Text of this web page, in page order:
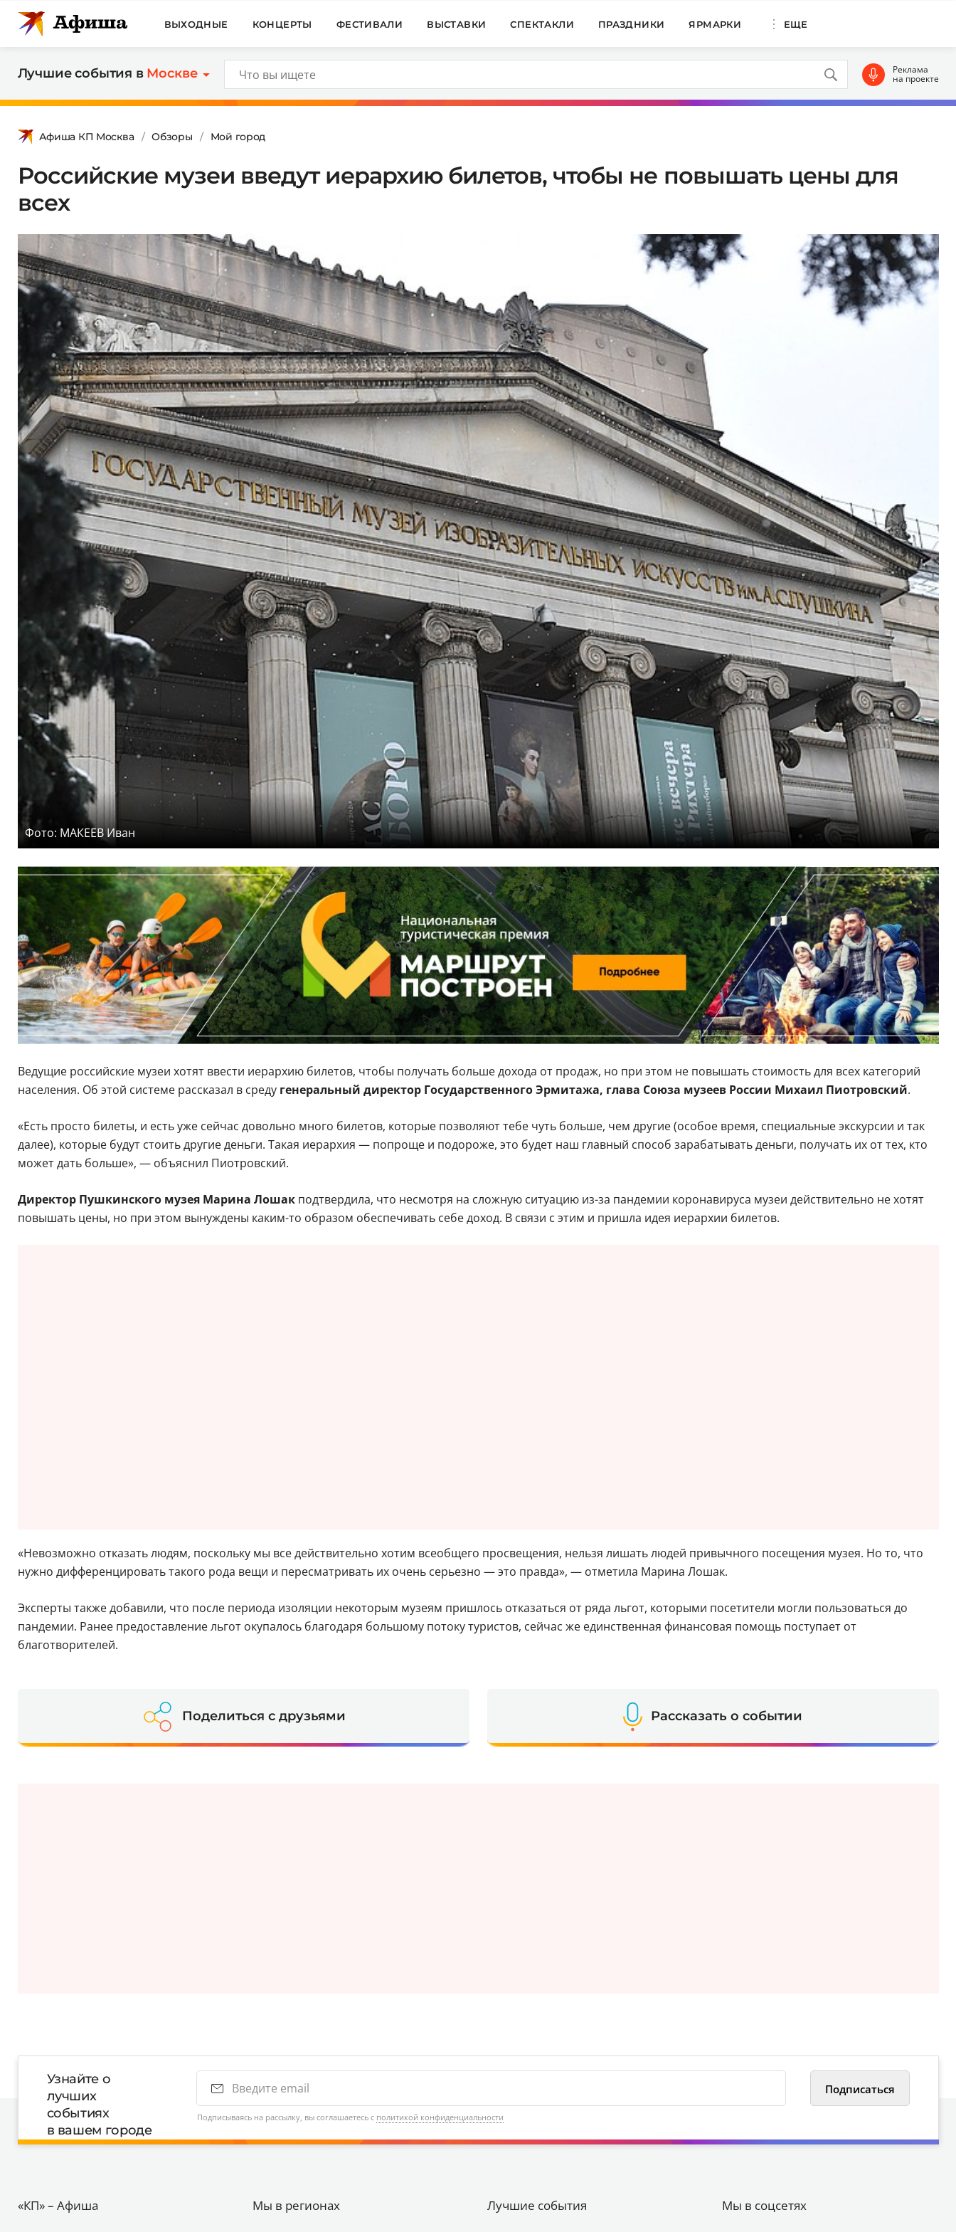
ВЫХОДНЫЕ КОНЦЕРТЫ ФЕСТИВАЛИ ВЫСТАВКИ СПЕКТАКЛИ ПРАЗДНИКИ ЯРМАРКИ ЕЩЕ
Лучшие события в Москве Реклама
на проекте
Афиша КП Москва Обзоры Мой город
Российские музеи введут иерархию билетов, чтобы не повышать цены для
всех
Фото: МАКЕЕВ Иван
Ведущие российские музеи хотят ввести иерархию билетов, чтобы получать больше дохода от продаж, но при этом не повышать стоимость для всех категорий
населения. Об этой системе рассказал в среду генеральный директор Государственного Эрмитажа, глава Союза музеев России Михаил Пиотровский.
«Есть просто билеты, и есть уже сейчас довольно много билетов, которые позволяют тебе чуть больше, чем другие (особое время, специальные экскурсии и так
далее), которые будут стоить другие деньги. Такая иерархия — попроще и подороже, это будет наш главный способ зарабатывать деньги, получать их от тех, кто
может дать больше», — объяснил Пиотровский.
Директор Пушкинского музея Марина Лошакподтвердила, что несмотря на сложную ситуацию из-за пандемии коронавируса музеи действительно не хотят
повышать цены, но при этом вынуждены каким-то образом обеспечивать себе доход. В связи с этим и пришла идея иерархии билетов.
«Невозможно отказать людям, поскольку мы все действительно хотим всеобщего просвещения, нельзя лишать людей привычного посещения музея. Но то, что
нужно дифференцировать такого рода вещи и пересматривать их очень серьезно — это правда», — отметила Марина Лошак.
Эксперты также добавили, что после периода изоляции некоторым музеям пришлось отказаться от ряда льгот, которыми посетители могли пользоваться до
пандемии. Ранее предоставление льгот окупалось благодаря большому потоку туристов, сейчас же единственная финансовая помощь поступает от
благотворителей.
Поделиться с друзьями Рассказать о событии
Узнайте о
лучших
событиях
в вашем городе
Подписываясь на рассылку, вы соглашаетесь с политикой конфиденциальности
«КП» – Афиша Мы в регионах Лучшие события Мы в соцсетях